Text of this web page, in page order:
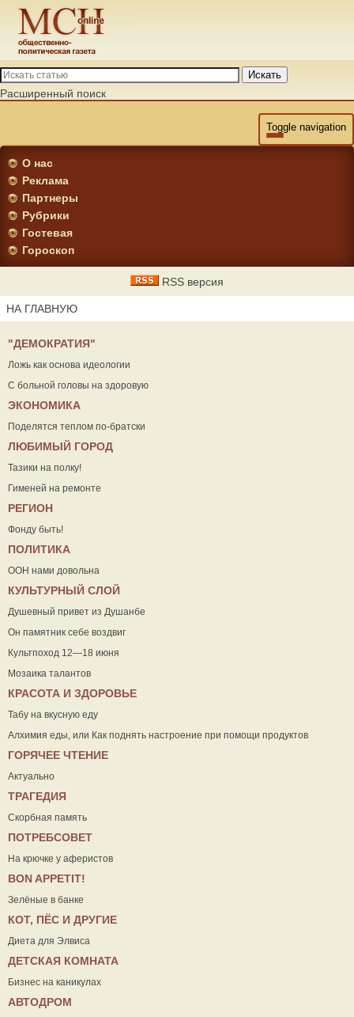
Искать
Расширенный поиск
Toggle navigation
О нас
Реклама
Партнеры
Рубрики
Гостевая
Гороскоп
RSS версия
НА ГЛАВНУЮ
"ДЕМОКРАТИЯ"
Ложь как основа идеологии
С больной головы на здоровую
ЭКОНОМИКА
Поделятся теплом по-братски
ЛЮБИМЫЙ ГОРОД
Тазики на полку!
Гименей на ремонте
РЕГИОН
Фонду быть!
ПОЛИТИКА
ООН нами довольна
КУЛЬТУРНЫЙ СЛОЙ
Душевный привет из Душанбе
Он памятник себе воздвиг
Культпоход 12—18 июня
Мозаика талантов
КРАСОТА И ЗДОРОВЬЕ
Табу на вкусную еду
Алхимия еды, или Как поднять настроение при помощи продуктов
ГОРЯЧЕЕ ЧТЕНИЕ
Актуально
ТРАГЕДИЯ
Скорбная память
ПОТРЕБСОВЕТ
На крючке у аферистов
ВON APPETIT!
Зелёные в банке
КОТ, ПЁС И ДРУГИЕ
Диета для Элвиса
ДЕТСКАЯ КОМНАТА
Бизнес на каникулах
АВТОДРОМ